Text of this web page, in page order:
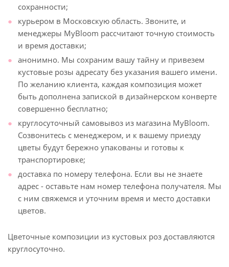
сохранности;
курьером в Московскую область. Звоните, и
менеджеры MyBloom рассчитают точную стоимость
и время доставки;
анонимно. Мы сохраним вашу тайну и привезем
кустовые розы адресату без указания вашего имени.
По желанию клиента, каждая композиция может
быть дополнена запиской в дизайнерском конверте
совершенно бесплатно;
круглосуточный самовывоз из магазина MyBloom.
Созвонитесь с менеджером, и к вашему приезду
цветы будут бережно упакованы и готовы к
транспортировке;
доставка по номеру телефона. Если вы не знаете
адрес - оставьте нам номер телефона получателя. Мы
с ним свяжемся и уточним время и место доставки
цветов.
Цветочные композиции из кустовых роз доставляются
круглосуточно.